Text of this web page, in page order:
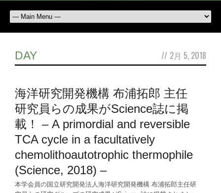
DAY // 2月 5, 2018
海洋研究開発機構 布浦拓郎 主任
研究員らの成果がScience誌に掲
載！ – A primordial and reversible
TCA cycle in a facultatively
chemolithoautotrophic thermophile
(Science, 2018) –
本学会員の国立研究開発法人海洋研究開発機構 布浦拓郎主任研